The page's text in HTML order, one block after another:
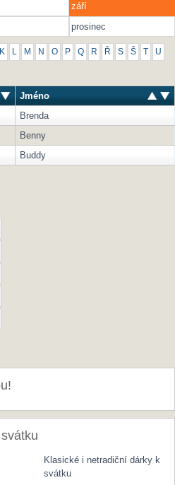
září
prosinec
K L M N O P Q R Ř S Š U
Jméno
Brenda
Benny
Buddy
Klasické i netradiční dárky k
svátku